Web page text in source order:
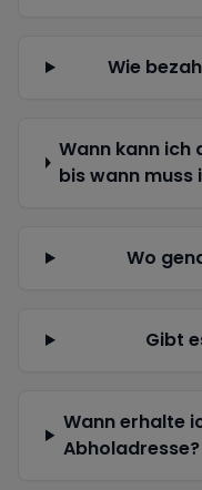
Wie
Wann kann ich
bis wann muss
Wo
Gibt
Wann erhalte
Abholadresse?